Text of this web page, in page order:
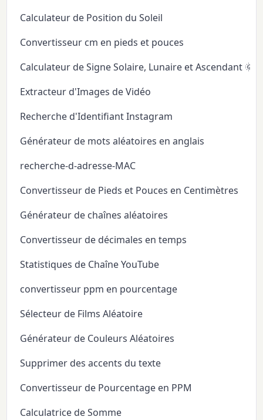
Calculateur de Position du Soleil
Convertisseur cm en pieds et pouces
Calculateur de Signe Solaire, Lunaire et Ascendant
Extracteur d'Images de Vidéo
Recherche d'Identifiant Instagram
Générateur de mots aléatoires en anglais
recherche-d-adresse-MAC
Convertisseur de Pieds et Pouces en Centimètres
Générateur de chaînes aléatoires
Convertisseur de décimales en temps
Statistiques de Chaîne YouTube
convertisseur ppm en pourcentage
Sélecteur de Films Aléatoire
Générateur de Couleurs Aléatoires
Supprimer des accents du texte
Convertisseur de Pourcentage en PPM
Calculatrice de Somme